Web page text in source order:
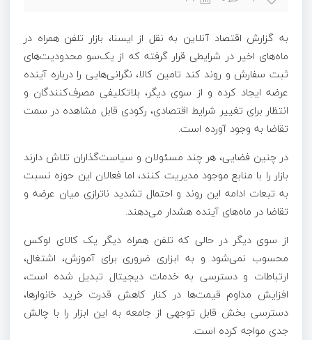
به گزارش اقتصاد آنلاین به نقل از ایسنا، بازار تلفن همراه در
ماه‌های اخیر در شرایطی قرار گرفته که از یک‌سو محدودیت‌های
ثبت سفارش و روند کند تامین کالا، نگرانی‌هایی را درباره آینده
عرضه ایجاد کرده و از سوی دیگر، بلاتکلیفی مصرف‌کنندگان و
انتظار برای تغییر شرایط اقتصادی، رکودی قابل مشاهده در سمت
تقاضا به وجود آورده است.
در چنین فضایی، هر چند مسئولان و سیاست‌گذاران تلاش دارند
بازار را با منابع موجود مدیریت کنند، اما فعالان این حوزه نسبت
به تبعات ادامه این روند و احتمال تشدید ناترازی میان عرضه و
تقاضا در ماه‌های آینده هشدار می‌دهند.
از سوی دیگر در حالی که تلفن همراه دیگر یک کالای لوکس
محسوب نمی‌شود و به ابزاری ضروری برای آموزش، اشتغال،
ارتباطات و دسترسی به خدمات دیجیتال تبدیل شده است،
افزایش مداوم قیمت‌ها در کنار کاهش قدرت خرید خانوارها،
دسترسی بخش قابل توجهی از جامعه به این ابزار را با چالش
جدی مواجه کرده است.